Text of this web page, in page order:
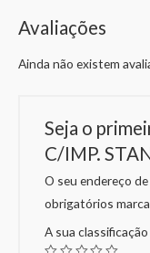
Avaliações
Ainda não existem
Seja o
C/IMP.
O seu endereço
obrigatórios
A sua classificação